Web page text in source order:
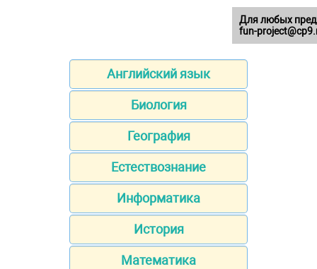
Английский язык
Биология
География
Естествознание
Информатика
История
Математика
Для любых
fun-